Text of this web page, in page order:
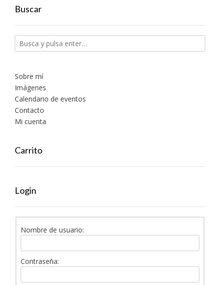
Buscar
Sobre mí
Imágenes
Calendario de eventos
Contacto
Mi cuenta
Carrito
Login
Nombre de usuario:
Contraseña: